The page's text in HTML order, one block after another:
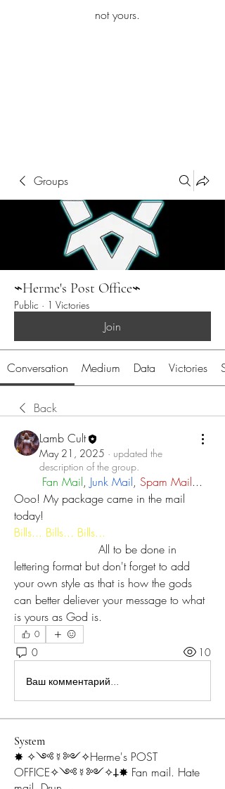
not yours.
Groups
⌁Herme's Post Office⌁
Public · 1 Victories
Join
Conversation Medium Data Victories
Back
Lamb Cult
May 21, 2025 · updated the
description of the group.
Fan Mail, Junk Mail, Spam Mail...
Ooo! My package came in the mail
today!
Bills... Bills... Bills...
lettering format but don't forget to add
your own style as that is how the gods
can better deliever your message to what
is yours as God is.
0
0 10
Ваш комментарий...
System
✸ ✧༺☿༻✧Herme's POST
OFFICE✧༺☿༻✧𐕣✸ Fan mail. Hate